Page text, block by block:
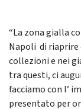
“La zona gialla
Napoli di riaprire
collezioni e nei
tra questi, ci
facciamo con l’
presentato per